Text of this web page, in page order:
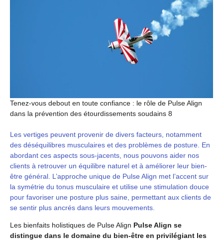
Tenez-vous debout en toute confiance : le rôle de Pulse Align
dans la prévention des étourdissements soudains 8
Les vertiges peuvent provenir de divers facteurs, notamment
des déséquilibres musculaires et des problèmes de posture. En
abordant ces aspects sous-jacents, nous pouvons aider nos
clients à retrouver un équilibre naturel et à améliorer leur bien-
être général. L’approche unique de Pulse Align met l’accent sur
la symétrie du tonus musculaire et utilise une stimulation douce
pour favoriser une posture plus saine, permettant aux clients de
se sentir plus ancrés dans leurs mouvements.
Les bienfaits holistiques de Pulse Align Pulse Align se
distingue dans le domaine du bien-être en privilégiant les